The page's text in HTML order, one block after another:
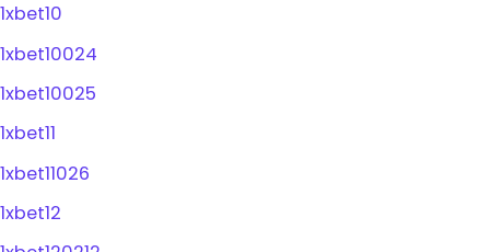
1xbet10
1xbet10024
1xbet10025
1xbet11
1xbet11026
1xbet12